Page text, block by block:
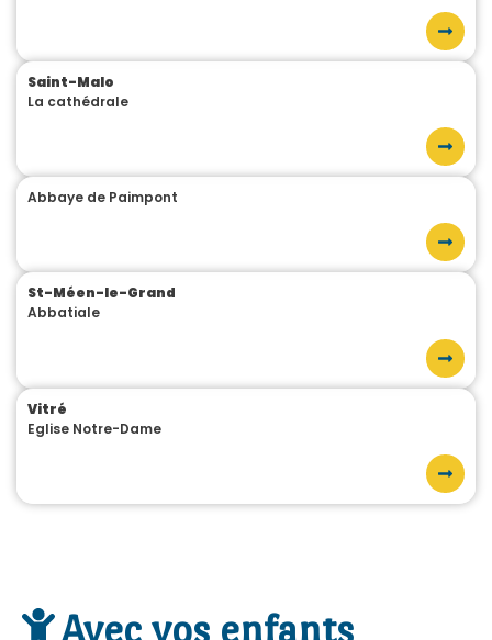
Saint-Malo
La cathédrale
Abbaye de Paimpont
St-Méen-le-Grand
Abbatiale
Vitré
Eglise Notre-Dame
Avec vos enfants